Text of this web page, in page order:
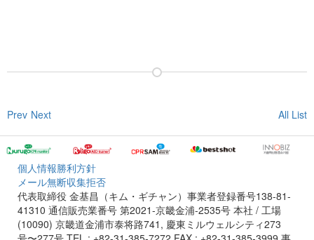
Prev Next All List
個人情報勝利方針
メール無断収集拒否
代表取締役 金基昌（キム・ギチャン）事業者登録番号138-81-
41310 通信販売業番号 第2021-京畿金浦-2535号 本社 / 工場
(10090) 京畿道金浦市泰将路741, 慶東ミルウェルシティ273